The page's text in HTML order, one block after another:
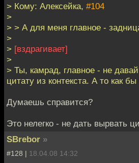
> Кому: Алексейка, #104
>
> > А для меня главное -
>
> [вздрагивает]
>
> Ты, камрад, главное - не
цитату из контекста. А то как
Думаешь справится?
Это нелегко - не дать вырвать
SBrebor »
#128 | 18.04.08 14:32